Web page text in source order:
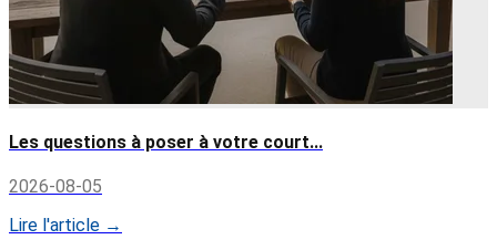
Les questions à poser à votre court...
2026-08-05
Lire l'article →